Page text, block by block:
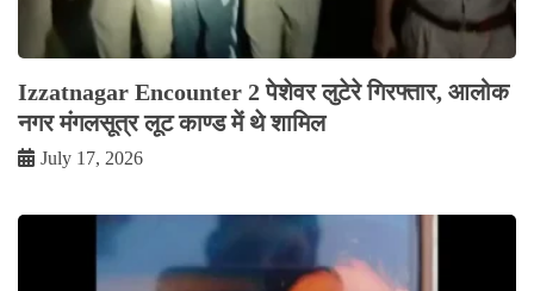
Izzatnagar Encounter 2 पेशेवर लुटेरे गिरफ्तार, आलोक
नगर मंगलसूत्र लूट काण्‍ड में थे शामिल
July 17, 2026